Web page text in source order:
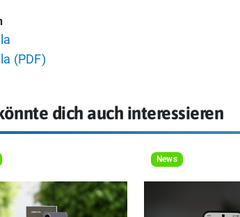
(PDF)
dich auch interessieren
News